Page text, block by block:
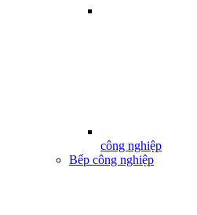
công nghiệp
Bếp công nghiệp